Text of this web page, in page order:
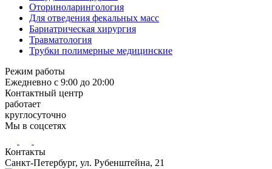
Оториноларингология
Для отведения фекальных масс
Бариатрическая хирургия
Травматология
Трубки полимерные медицинские
Режим работы
Ежедневно с 9:00 до 20:00
Контактный центр
работает
круглосуточно
Мы в соцсетях
Контакты
Санкт-Петербург, ул. Рубенштейна, 21